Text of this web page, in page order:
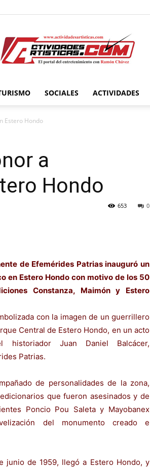
Actividadesartisticas.com
SOCIALES ACTIVIDADES
Estero Hondo
a
Hondo
0
653
de Efemérides Patrias inauguró un
en Estero Hondo con motivo de los 50
Constanza, Maimón y Estero
con la imagen de un guerrillero
Central de Estero Hondo, en un acto
historiador Juan Daniel Balcácer,
Patrias.
de personalidades de la zona,
que fueron asesinados y de
Poncio Pou Saleta y Mayobanex
del monumento creado e
junio de 1959, llegó a Estero Hondo, y